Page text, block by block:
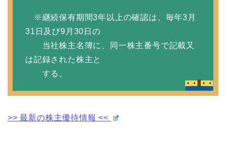
※継続保有期間3年以上の確認は、毎年3月
31日及び9月30日の
当社株主名簿に、同一株主番号で記載又
は記録された株主と
する。
>> 最新の株主優待情報 <<